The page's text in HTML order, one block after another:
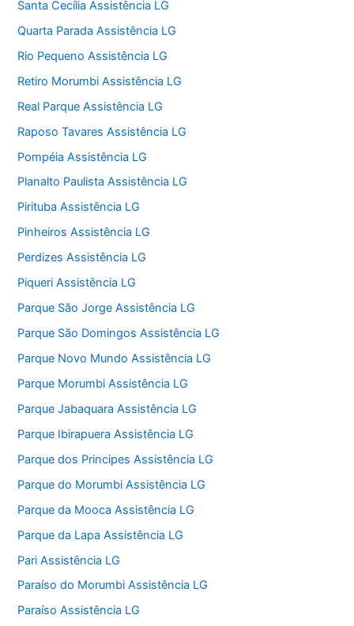
Santa Cecília Assistência LG
Quarta Parada Assistência LG
Rio Pequeno Assistência LG
Retiro Morumbi Assistência LG
Real Parque Assistência LG
Raposo Tavares Assistência LG
Pompéia Assistência LG
Planalto Paulista Assistência LG
Pirituba Assistência LG
Pinheiros Assistência LG
Perdizes Assistência LG
Piqueri Assistência LG
Parque São Jorge Assistência LG
Parque São Domingos Assistência LG
Parque Novo Mundo Assistência LG
Parque Morumbi Assistência LG
Parque Jabaquara Assistência LG
Parque Ibirapuera Assistência LG
Parque dos Principes Assistência LG
Parque do Morumbi Assistência LG
Parque da Mooca Assistência LG
Parque da Lapa Assistência LG
Pari Assistência LG
Paraíso do Morumbi Assistência LG
Paraíso Assistência LG